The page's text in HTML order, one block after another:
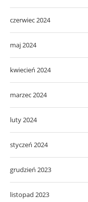
czerwiec 2024
maj 2024
kwiecień 2024
marzec 2024
luty 2024
styczeń 2024
grudzień 2023
listopad 2023